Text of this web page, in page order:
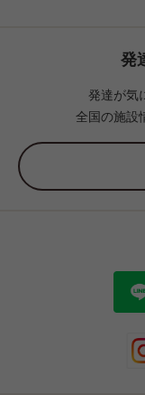
発
発達が気
全国の施設